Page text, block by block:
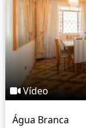
Vídeo
Água Branca